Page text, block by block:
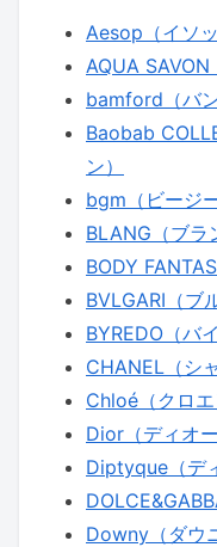
Aesop（イソッ
AQUA SAVON
bamford（バン
Baobab
ン）
bgm（ビージ
BLANG（ブラ
BODY
BVLGARI（ブ
BYREDO（バ
CHANEL（シ
Chloé（クロエ
Dior（ディオー
Diptyque（デ
Downy（ダウ